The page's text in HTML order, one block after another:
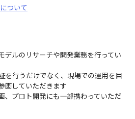
ついて
デルのリサーチや開発業務を行ってい
を行うだけでなく、現場での運用を目
画していただきます
、プロト開発にも一部携わっていただ